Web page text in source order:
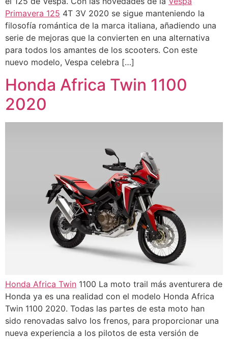
Primavera 125 4T 3V 2020 se sigue manteniendo la
filosofía romántica de la marca italiana, añadiendo una
serie de mejoras que la convierten en una alternativa
para todos los amantes de los scooters. Con este
nuevo modelo, Vespa celebra […]
Honda Africa Twin 1100
2020
Honda Africa Twin 1100 La moto trail más aventurera de
Honda ya es una realidad con el modelo Honda Africa
Twin 1100 2020. Todas las partes de esta moto han
sido renovadas salvo los frenos, para proporcionar una
nueva experiencia a los pilotos de esta versión de